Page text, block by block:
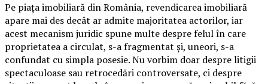
Pe piața imobiliară din România, revendicarea imobiliară
apare mai des decât ar admite majoritatea actorilor, iar
acest mecanism juridic spune multe despre felul în care
proprietatea a circulat, s-a fragmentat și, uneori, s-a
confundat cu simpla posesie. Nu vorbim doar despre litigii
spectaculoase sau retrocedări controversate, ci despre